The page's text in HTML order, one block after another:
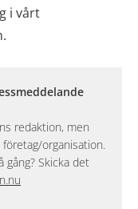
i vårt
redaktion, men
organisation.
Skicka det